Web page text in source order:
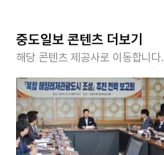
중도일보 콘텐츠 더보기
해당 콘텐츠 제공사로 이동합니다.